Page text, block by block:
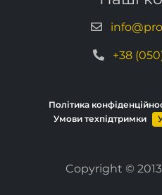
Наші
Політика